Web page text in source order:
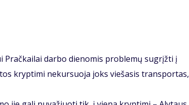
Prač­kai­lai dar­bo die­no­mis pro­ble­mų su­grįž­ti į
kryp­ti­mi ne­kur­suo­ja joks vie­ša­sis trans­por­tas,